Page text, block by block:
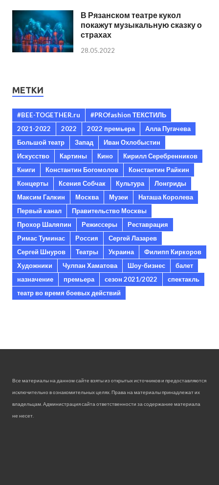
В Рязанском театре кукол
покажут музыкальную сказку о
страхах
28.05.2022
МЕТКИ
#BEE-TOGETHER.ru
#PROfashion ТЕКСТИЛЬ
2021-2022
2022 2022 премьера
Алла Пугачева
Большой театр
Запад
Иван Охлобыстин
Искусство
Картины Кино
Кирилл Серебренников
Книги
Константин Богомолов
Константин Райкин
Концерты
Ксения Собчак Культура
Лонгриды
Максим Галкин
Москва Музеи
Наташа Королева
Первый канал
Правительство Москвы
Прохор Шаляпин
Режиссеры
Реставрация
Римас Туминас
Россия
Сергей Лазарев
Сергей Шнуров
Театры Украина
Филипп Киркоров
Художники
Чулпан Хаматова Шоу-бизнес
балет
назначение
премьера сезон 2021/2022
спектакль
театр во время боевых действий
Все материалы на данном сайте взяты из открытых источников и предоставляются
исключительно в ознакомительных целях. Права на материалы принадлежат их
владельцам. Администрация сайта ответственности за содержание материала
не несет.